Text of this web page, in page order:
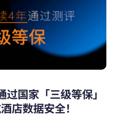
国家「三级等保」
店数据安全！